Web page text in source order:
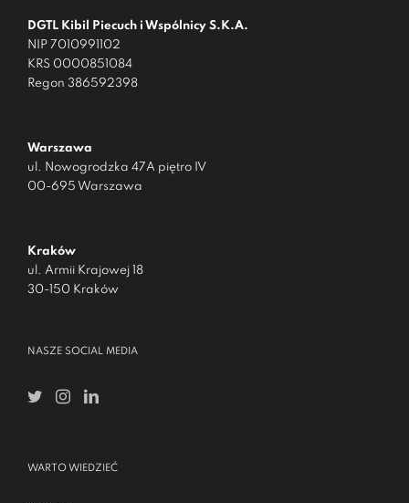
DGTL Kibil Piecuch i Wspólnicy S.K.A.
NIP 7010991102
KRS 0000851084
Regon 386592398
Warszawa
ul. Nowogrodzka 47A piętro IV
00-695 Warszawa
Kraków
ul. Armii Krajowej 18
30-150 Kraków
NASZE SOCIAL MEDIA
WARTO WIEDZIEĆ